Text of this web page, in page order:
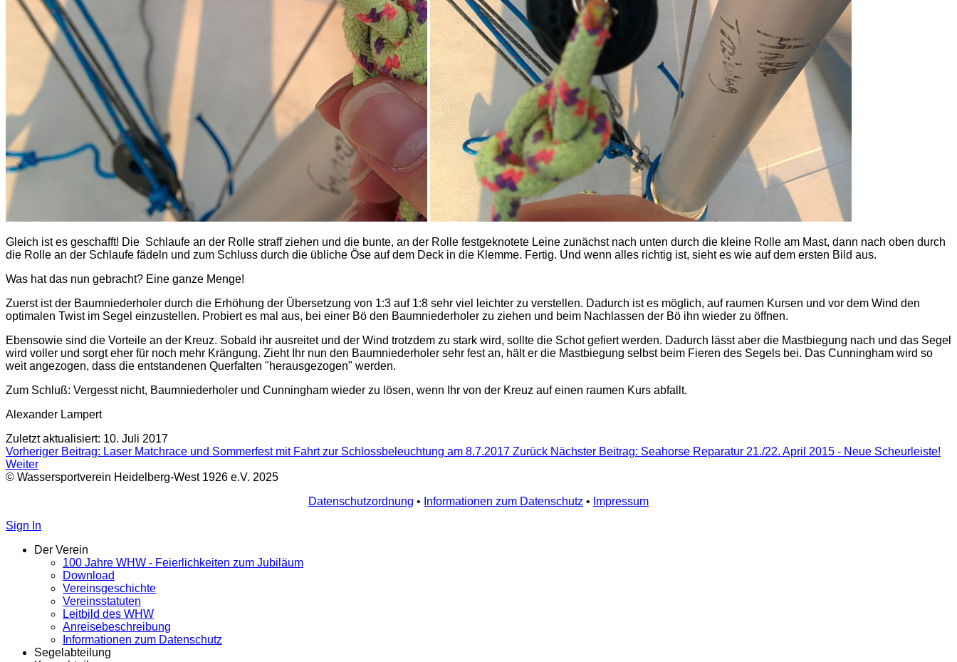
Gleich ist es geschafft! Die Schlaufe an der Rolle straff ziehen und die bunte, an der Rolle festgeknotete Leine zunächst nach unten durch die kleine Rolle am Mast, dann nach oben durch
die Rolle an der Schlaufe fädeln und zum Schluss durch die übliche Öse auf dem Deck in die Klemme. Fertig. Und wenn alles richtig ist, sieht es wie auf dem ersten Bild aus.
Was hat das nun gebracht? Eine ganze Menge!
Zuerst ist der Baumniederholer durch die Erhöhung der Übersetzung von 1:3 auf 1:8 sehr viel leichter zu verstellen. Dadurch ist es möglich, auf raumen Kursen und vor dem Wind den
optimalen Twist im Segel einzustellen. Probiert es mal aus, bei einer Bö den Baumniederholer zu ziehen und beim Nachlassen der Bö ihn wieder zu öffnen.
Ebensowie sind die Vorteile an der Kreuz. Sobald ihr ausreitet und der Wind trotzdem zu stark wird, sollte die Schot gefiert werden. Dadurch lässt aber die Mastbiegung nach und das Segel
wird voller und sorgt eher für noch mehr Krängung. Zieht Ihr nun den Baumniederholer sehr fest an, hält er die Mastbiegung selbst beim Fieren des Segels bei. Das Cunningham wird so
weit angezogen, dass die entstandenen Querfalten "herausgezogen" werden.
Zum Schluß: Vergesst nicht, Baumniederholer und Cunningham wieder zu lösen, wenn Ihr von der Kreuz auf einen raumen Kurs abfallt.
Alexander Lampert
Zuletzt aktualisiert: 10. Juli 2017
Vorheriger Beitrag: Laser Matchrace und Sommerfest mit Fahrt zur Schlossbeleuchtung am 8.7.2017 Zurück Nächster Beitrag: Seahorse Reparatur 21./22. April 2015 - Neue Scheurleiste!
Weiter
© Wassersportverein Heidelberg-West 1926 e.V. 2025
Datenschutzordnung • Informationen zum Datenschutz • Impressum
Sign In
Der Verein
100 Jahre WHW - Feierlichkeiten zum Jubiläum
Download
Vereinsgeschichte
Vereinsstatuten
Leitbild des WHW
Anreisebeschreibung
Informationen zum Datenschutz
Segelabteilung